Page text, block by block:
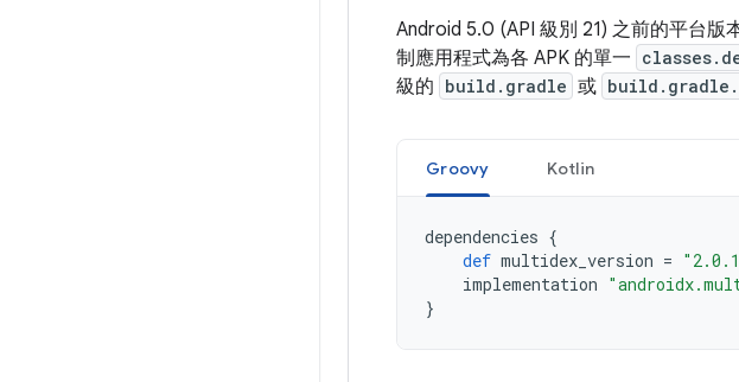
Android 5.0 (API 級別 21) 之前的平台版
制應用程式為各 APK 的單一
級的 build.gradle 或
Groovy Kotlin
dependencies {
def multidex_version =
implementation
}